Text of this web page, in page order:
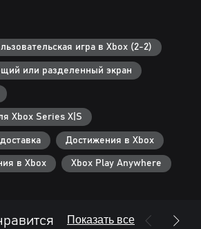
игра в Xbox (2-2)
или разделенный экран
Xbox Series X|S
Достижения в Xbox
в Xbox Xbox Play Anywhere
Показать все